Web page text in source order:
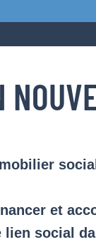
social
et
lien social